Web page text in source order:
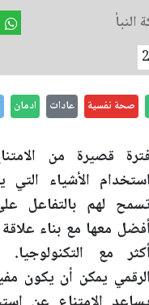
النبأ
صحة نفسية عادات ادمان
فترة قصيرة من
استخدام الأشياء التي
تسمح لهم بالتفاعل
أفضل معها مع بناء
أكثر مع التكنولوجيا.
الرقمي يمكن أن يكون